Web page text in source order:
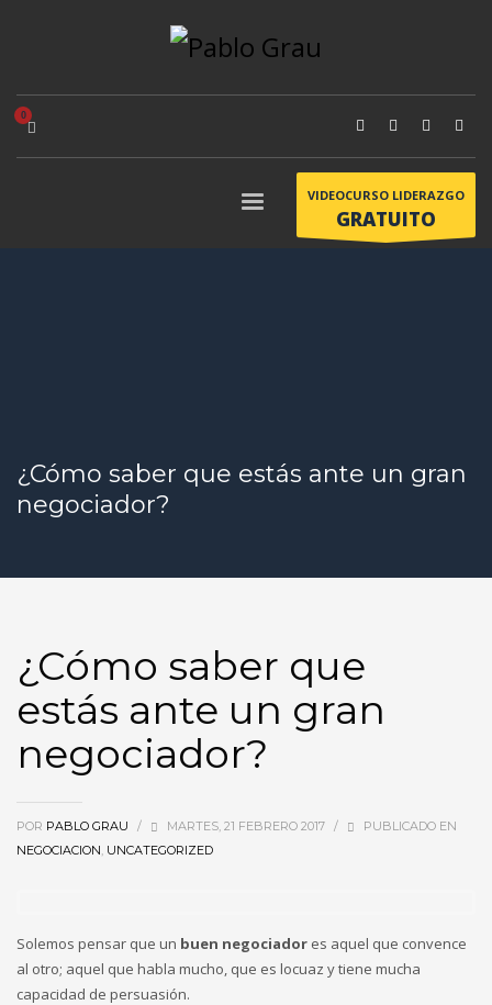
VIDEOCURSO LIDERAZGO
GRATUITO
¿Cómo saber que estás ante un gran
negociador?
¿Cómo saber que
estás ante un gran
negociador?
POR PABLO GRAU / MARTES, 21 FEBRERO 2017 /
PUBLICADO EN
NEGOCIACION, UNCATEGORIZED
Solemos pensar que un buen negociador es aquel que convence
al otro; aquel que habla mucho, que es locuaz y tiene mucha
capacidad de persuasión.